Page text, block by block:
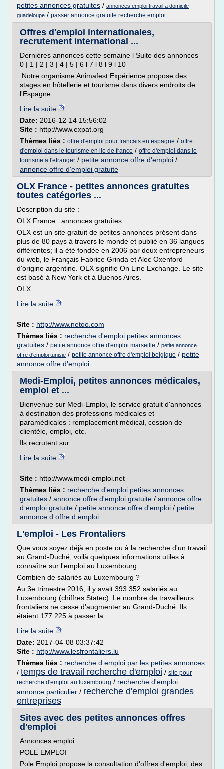
petites annonces gratuites / annonces emploi travail a domicile
guadeloupe / passer annonce gratuite recherche emploi
Offres d'emploi internationales,
recrutement international ...
Dernières annonces cette semaine l Suite des annonces
0 | 1 | 2 | 3 | 4 | 5 | 6 l 7 l 8 l 9 l 10
Notre organisme Animafest Expérience propose des
stages en hôtellerie et tourisme dans divers endroits de
l'Espagne ...
Lire la suite
Date: 2016-12-14 15:56:02
Site : http://www.expat.org
Thèmes liés : offre d'emploi pour francais en espagne / offre
d'emploi dans le tourisme en ile de france / offre d'emploi dans le
tourisme a l'etranger / petite annonce offre d'emploi /
annonce offre d'emploi gratuite
OLX France - petites annonces gratuites
toutes catégories ...
Description du site :
OLX France : annonces gratuites
OLX est un site gratuit de petites annonces présent dans
plus de 80 pays à travers le monde et publié en 36 langues
différentes; il a été fondée en 2006 par deux entrepreneurs
du web, le Français Fabrice Grinda et Alec Oxenford
d'origine argentine. OLX signifie On Line Exchange. Le site
est basé à New York et à Buenos Aires.
OLX...
Lire la suite
Site : http://www.netoo.com
Thèmes liés : recherche d'emploi petites annonces
gratuites / petite annonce offre d'emploi marseille / petite annonce
offre d'emploi tunisie / petite annonce offre d'emploi belgique / petite
annonce offre d'emploi
Medi-Emploi, petites annonces médicales,
emploi et ...
Bienvenue sur Medi-Emploi, le service gratuit d'annonces
à destination des professions médicales et
paramédicales : remplacement médical, cession de
clientèle, emploi, etc.
Ils recrutent sur...
Lire la suite
Site : http://www.medi-emploi.net
Thèmes liés : recherche d'emploi petites annonces
gratuites / annonce offre d'emploi gratuite / annonce offre
d emploi gratuite / petite annonce offre d'emploi / petite
annonce d offre d emploi
L'emploi - Les Frontaliers
Que vous soyez déjà en poste ou à la recherche d'un travail
au Grand-Duché, voilà quelques informations utiles à
connaître sur l'emploi au Luxembourg.
Combien de salariés au Luxembourg ?
Au 3e trimestre 2016, il y avait 393.352 salariés au
Luxembourg (chiffres Statec). Le nombre de travailleurs
frontaliers ne cesse d'augmenter au Grand-Duché. Ils
étaient 177.225 à passer la...
Lire la suite
Date: 2017-04-08 03:37:42
Site : http://www.lesfrontaliers.lu
Thèmes liés : recherche d emploi par les petites annonces
/ temps de travail recherche d'emploi / site pour
recherche d'emploi au luxembourg / recherche d'emploi
annonce particulier / recherche d'emploi grandes
entreprises
Sites avec des petites annonces offres
d'emploi
Annonces emploi
POLE EMPLOI
Pole Emploi propose la consultation d'offres d'emploi, des